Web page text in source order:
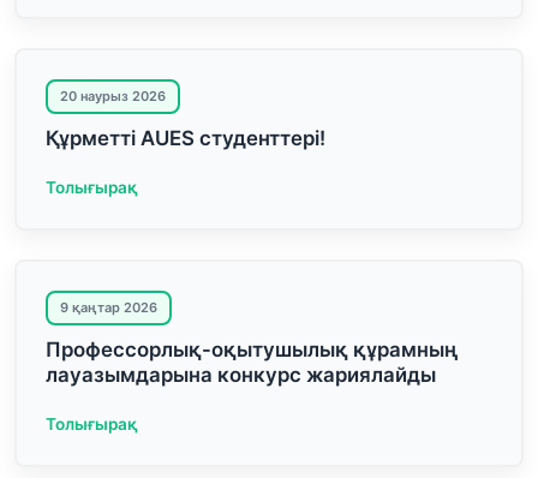
20 наурыз 2026
Құрметті AUES студенттері!
Толығырақ
9 қаңтар 2026
Профессорлық-оқытушылық құрамның
лауазымдарына конкурс жариялайды
Толығырақ